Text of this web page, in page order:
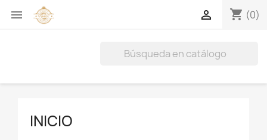
 shopping_cart (0)

INICIO